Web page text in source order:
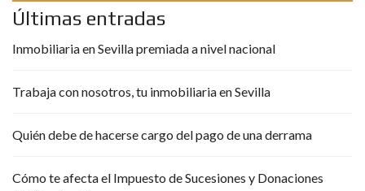
Últimas entradas
Inmobiliaria en Sevilla premiada a nivel nacional
Trabaja con nosotros, tu inmobiliaria en Sevilla
Quién debe de hacerse cargo del pago de una derrama
Cómo te afecta el Impuesto de Sucesiones y Donaciones